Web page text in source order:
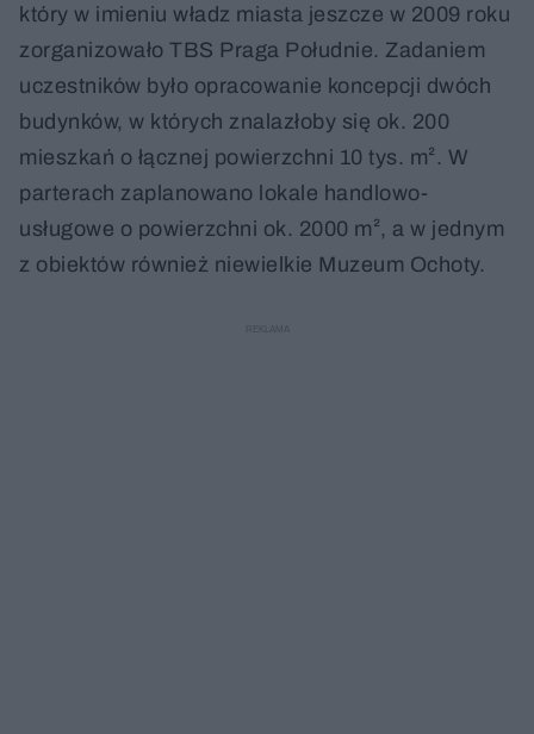
który w imieniu władz miasta jeszcze w 2009 roku
zorganizowało TBS Praga Południe. Zadaniem
uczestników było opracowanie koncepcji dwóch
budynków, w których znalazłoby się ok. 200
mieszkań o łącznej powierzchni 10 tys. m². W
parterach zaplanowano lokale handlowo-
usługowe o powierzchni ok. 2000 m², a w jednym
z obiektów również niewielkie Muzeum Ochoty.